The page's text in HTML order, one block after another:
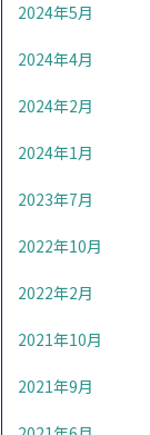
2024年5月
2024年4月
2024年2月
2024年1月
2023年7月
2022年10月
2022年2月
2021年10月
2021年9月